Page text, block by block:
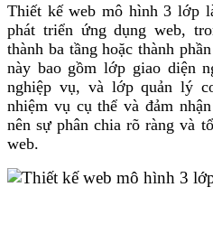
Thiết kế web mô hình 3 lớp
phát triển ứng dụng web,
thành ba tầng hoặc thành
này bao gồm lớp giao diện
nghiệp vụ, và lớp quản lý
nhiệm vụ cụ thể và đảm
nên sự phân chia rõ ràng và
web.